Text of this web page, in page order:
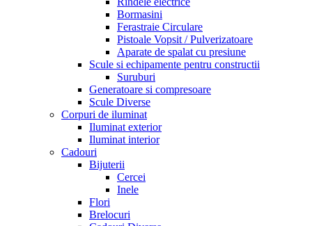
Bormasini
Ferastraie Circulare
Pistoale Vopsit / Pulverizatoare
Aparate de spalat cu presiune
Scule si echipamente pentru constructii
Suruburi
Generatoare si compresoare
Scule Diverse
Corpuri de iluminat
Iluminat exterior
Iluminat interior
Cadouri
Bijuterii
Cercei
Inele
Flori
Brelocuri